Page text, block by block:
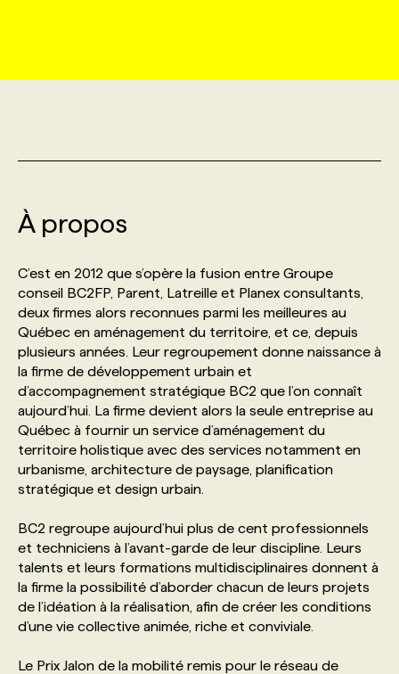
INITIATIVES NUMÉRIQUES
PRIX ET DISTINCTIONS
TENDANCES
MARKETING DURABLE
ÉVÉNEMENTIEL
NOS AUTEUR‧RICES
ANNONCEZ AVEC NOUS
PROFIL ENTREPRISE
FAQ
ANNONCEZ AVEC NOUS
PROFIL CANDIDAT
ANNONCEZ AVEC NOUS
NOS PARCOURS DE FORMATIONS
FORMATIONS PERSONNALISÉES
NOS FORMATEUR‧RICES
POURQUOI CHOISIR NOS FORMATIONS
NOS TARIFS
PROGRAMMES DE SUBVENTIONS
FAQ
ANNONCEZ AVEC NOUS
SERVICE DE CHASSE DE TÊTE
NOS TARIFS
NOS EXPERTISES
FAQ
ANNONCEZ AVEC NOUS
À propos
C’est en 2012 que s’opère la fusion entre Groupe
conseil BC2FP, Parent, Latreille et Planex consultants,
deux firmes alors reconnues parmi les meilleures au
Québec en aménagement du territoire, et ce, depuis
plusieurs années. Leur regroupement donne naissance à
la firme de développement urbain et
d’accompagnement stratégique BC2 que l’on connaît
aujourd’hui. La firme devient alors la seule entreprise au
Québec à fournir un service d’aménagement du
territoire holistique avec des services notamment en
urbanisme, architecture de paysage, planification
stratégique et design urbain.
BC2 regroupe aujourd’hui plus de cent professionnels
et techniciens à l’avant-garde de leur discipline. Leurs
talents et leurs formations multidisciplinaires donnent à
la firme la possibilité d’aborder chacun de leurs projets
de l’idéation à la réalisation, afin de créer les conditions
d’une vie collective animée, riche et conviviale.
Le Prix Jalon de la mobilité remis pour le réseau de